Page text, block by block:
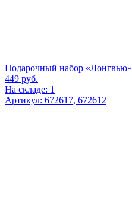
Подарочный набор «Лонгвью»
449 руб.
На складе: 1
Артикул: 672617, 672612